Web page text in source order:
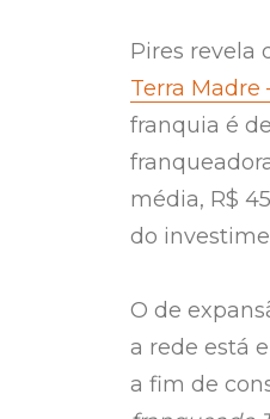
Pires revela
Terra Madre
franquia é
média, R$
do
O de
a rede está
a fim de